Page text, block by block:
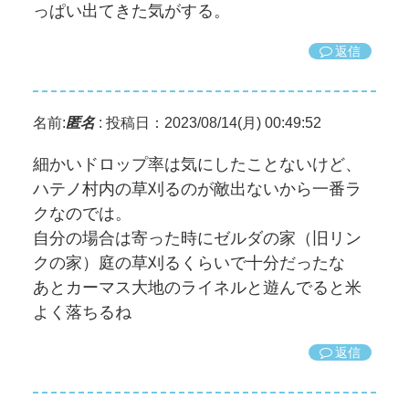
っぱい出てきた気がする。
返信
名前:匿名: 投稿日：2023/08/14(月) 00:49:52
細かいドロップ率は気にしたことないけど、
ハテノ村内の草刈るのが敵出ないから一番ラ
クなのでは。
自分の場合は寄った時にゼルダの家（旧リン
クの家）庭の草刈るくらいで十分だったな
あとカーマス大地のライネルと遊んでると米
よく落ちるね
返信